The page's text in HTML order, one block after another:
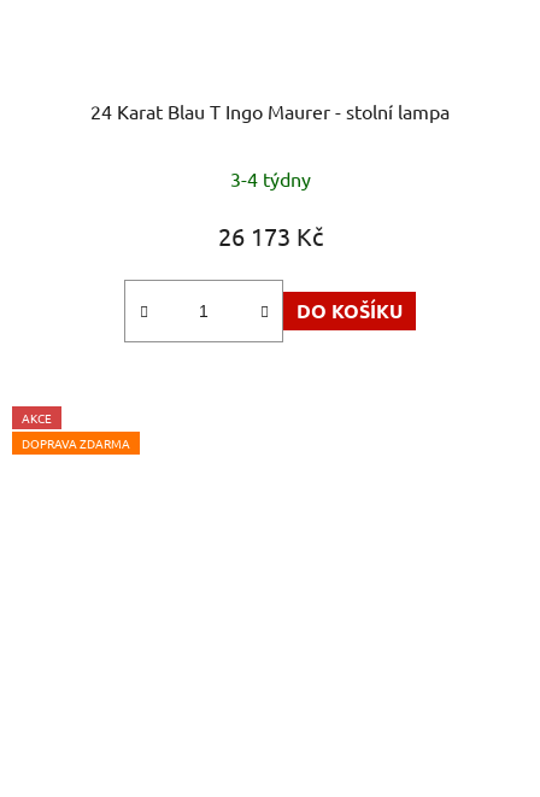
24 Karat Blau T Ingo Maurer - stolní lampa
3-4 týdny
26 173 Kč
DO KOŠÍKU
AKCE
DOPRAVA ZDARMA